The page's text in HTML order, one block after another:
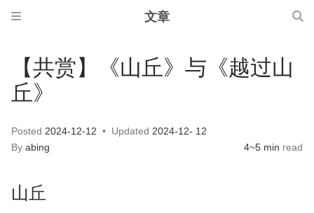
文章
【共赏】《山丘》与《越过山
丘》
Posted 2024-12-12 Updated 2024-12- 12
By abing 4~5 min read
山丘